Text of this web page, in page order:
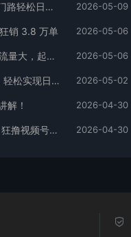
2026最新多多虚拟0.01玩法虚拟也有新门路轻松日入2500! 2026-05-09
销 3.8 万单 2026-05-06
公众号流量主之拍照技巧赛道，难度低+流量大，起号第一篇就爆了10w阅读！ 2026-05-06
26年最新风口项目，AI工具创作写小说，轻松实现日入1000+ 2026-05-02
解！ 2026-04-30
最新：视频号AI一键生成武侠风格视频，狂撸视频号分成收益，学完轻松日入1000+ 2026-04-30